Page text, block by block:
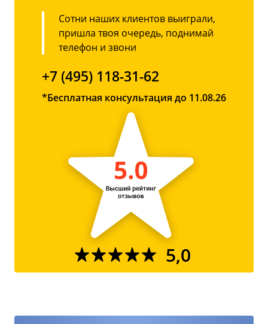
Сотни наших клиентов выиграли,
пришла твоя очередь, поднимай
телефон и звони
+7 (495) 118-31-62
*Бесплатная консультация до 11.08.26
5,0